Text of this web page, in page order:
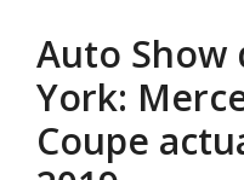
Auto Show
York:
Coupe